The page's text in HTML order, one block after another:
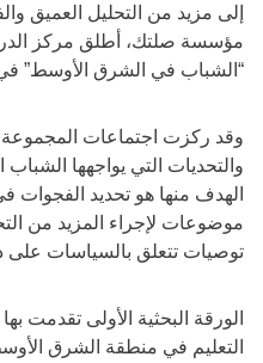
إلى مزيد من التحليل العميق
مؤسسة صلتك، أطلق مركز
“الشباب في الشرق الأوسط” في
وقد ركزت اجتماعات المجموعة
والتحديات التي يواجهها
الهدف منها هو تحديد الفجوات
موضوعات لإجراء المزيد من
توصيات تتعلق بالسياسات على
الورقة البحثية الأولى تقدمت
التعليم في منطقة الشرق